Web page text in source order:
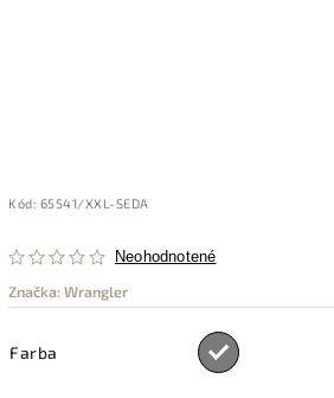
Kód: 65541/XXL-SEDA
Neohodnotené
Značka:Wrangler
Farba